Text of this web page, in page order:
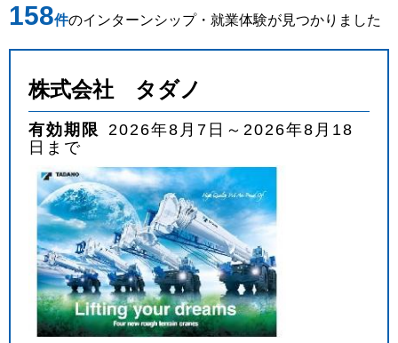
まんのう町
職種を選ぶ
実施月
実施日数を選ぶ
キーワード
158件のインターンシップ・就業体験が見つかりました
株式会社 タダノ
有効期限 2026年8月7日～2026年8月18
日まで